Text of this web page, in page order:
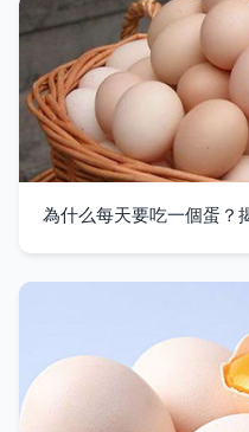
為什么每天要吃一個蛋？